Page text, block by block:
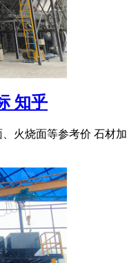
知乎
火烧面等参考价 石材